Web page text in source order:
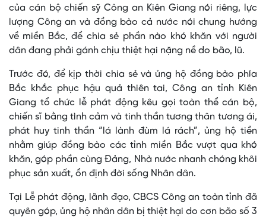
của cán bộ chiến sỹ Công an Kiên Giang nói riêng, lực
lượng Công an và đồng bào cả nước nói chung hướng
về miền Bắc, để chia sẻ phần nào khó khăn với người
dân đang phải gánh chịu thiệt hại nặng nề do bão, lũ.
Trước đó, để kịp thời chia sẻ và ủng hộ đồng bào phía
Bắc khắc phục hậu quả thiên tai, Công an tỉnh Kiên
Giang tổ chức lễ phát động kêu gọi toàn thể cán bộ,
chiến sĩ bằng tình cảm và tinh thần tương thân tương ái,
phát huy tinh thần “lá lành đùm lá rách”, ủng hộ tiền
nhằm giúp đồng bào các tỉnh miền Bắc vượt qua khó
khăn, góp phần cùng Đảng, Nhà nước nhanh chóng khôi
phục sản xuất, ổn định đời sống Nhân dân.
Tại Lễ phát động, lãnh đạo, CBCS Công an toàn tỉnh đã
quyên góp, ủng hộ nhân dân bị thiệt hại do cơn bão số 3